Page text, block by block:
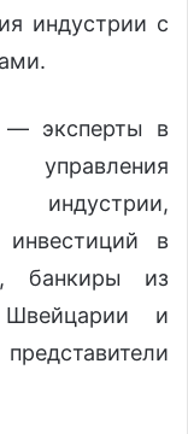
индустрии с
— эксперты в
управления
инвестиций в
банкиры из
Швейцарии и